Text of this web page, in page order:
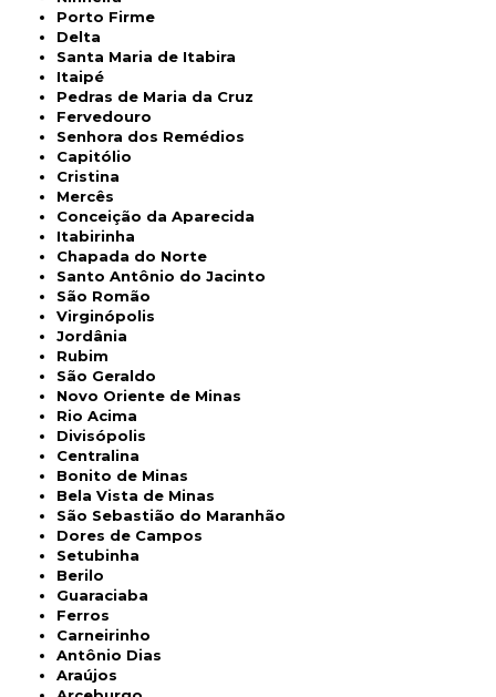
Porto Firme
Delta
Santa Maria de Itabira
Itaipé
Pedras de Maria da Cruz
Fervedouro
Senhora dos Remédios
Capitólio
Cristina
Mercês
Conceição da Aparecida
Itabirinha
Chapada do Norte
Santo Antônio do Jacinto
São Romão
Virginópolis
Jordânia
Rubim
São Geraldo
Novo Oriente de Minas
Rio Acima
Divisópolis
Centralina
Bonito de Minas
Bela Vista de Minas
São Sebastião do Maranhão
Dores de Campos
Setubinha
Berilo
Guaraciaba
Ferros
Carneirinho
Antônio Dias
Araújos